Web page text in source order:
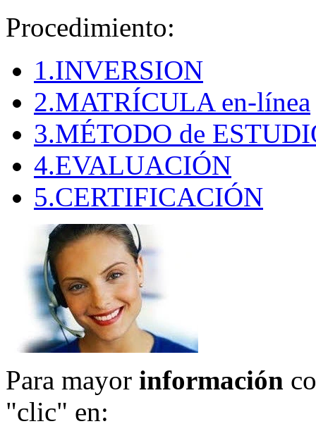
Procedimiento:
1.INVERSION
2.MATRÍCULA en-línea
3.MÉTODO de
4.EVALUACIÓN
5.CERTIFICACIÓN
Para mayor información
"clic" en: